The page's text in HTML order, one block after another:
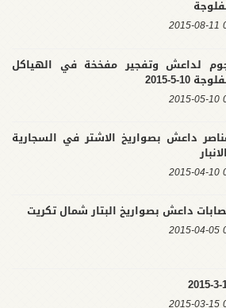
لداعش وتفجير مفخخة في الهياكل
10-5-2015
داعش بصواريخ الاشتر في السجارية
داعش بصواريخ البتار شمال تكريت